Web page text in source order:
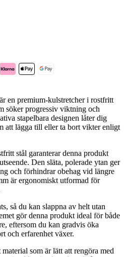
en premium-kulstretcher i rostfritt
söker progressiv viktning och
stapelbara designen låter dig
att lägga till eller ta bort vikter enligt
stål garanterar denna produkt
Den släta, polerade ytan ger
och förhindrar obehag vid längre
är ergonomiskt utformad för
så du kan slappna av helt utan
gör denna produkt ideal för både
eftersom du kan gradvis öka
och erfarenhet växer.
som är lätt att rengöra med